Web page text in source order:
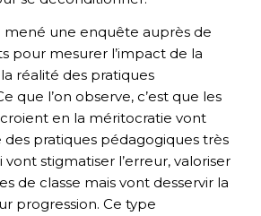
mené une enquête auprès de
pour mesurer l’impact de la
réalité des pratiques
que l’on observe, c’est que les
en la méritocratie vont
pratiques pédagogiques très
stigmatiser l’erreur, valoriser
de classe mais vont desservir la
progression. Ce type